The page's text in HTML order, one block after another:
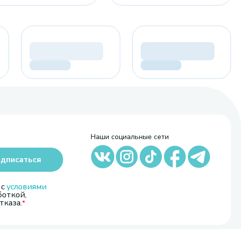
сусловиями
Наши социальные сети